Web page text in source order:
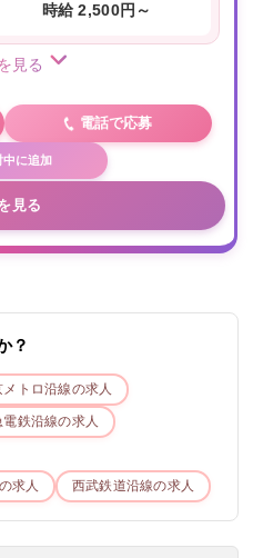
時給 2,500円～
見る
電話で応募
中に追加
見る
？
メトロ沿線の求人
電鉄沿線の求人
求人 西武鉄道沿線の求人